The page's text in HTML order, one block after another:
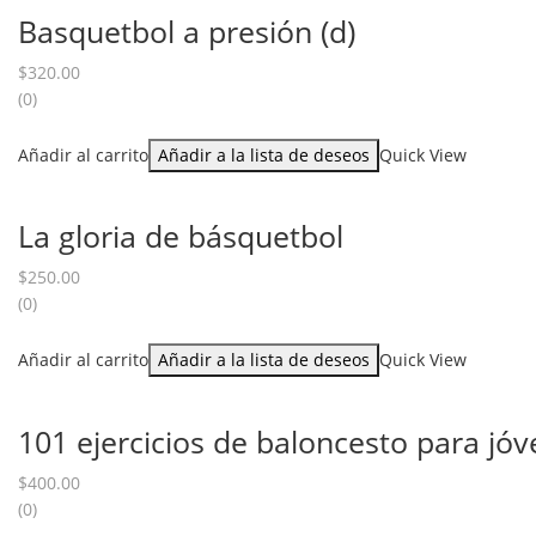
Basquetbol a presión (d)
$320.00
(0)
Añadir al carrito Añadir a la lista de deseos Quick View
La gloria de básquetbol
$250.00
(0)
Añadir al carrito Añadir a la lista de deseos Quick View
101 ejercicios de baloncesto para
$400.00
(0)